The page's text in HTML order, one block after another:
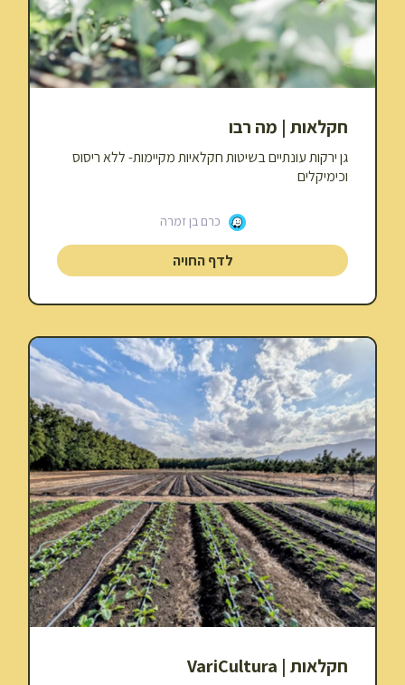
חקלאות | מה רבו
גן ירקות עונתיים בשיטות חקלאיות מקיימות- ללא ריסוס
וכימיקלים
כרם בן זמרה
לדף החויה
חקלאות | VariCultura